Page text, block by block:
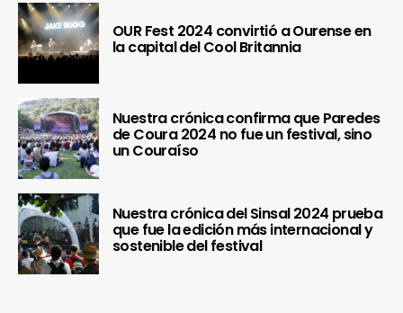
OUR Fest 2024 convirtió a Ourense en
la capital del Cool Britannia
Nuestra crónica confirma que Paredes
de Coura 2024 no fue un festival, sino
un Couraíso
Nuestra crónica del Sinsal 2024 prueba
que fue la edición más internacional y
sostenible del festival